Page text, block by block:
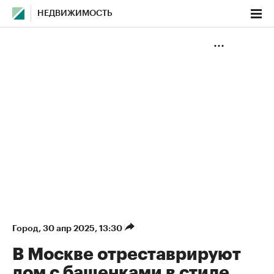
НЕДВИЖИМОСТЬ
Город⁠, 30 апр 2025, 13:30
В Москве отреставрируют